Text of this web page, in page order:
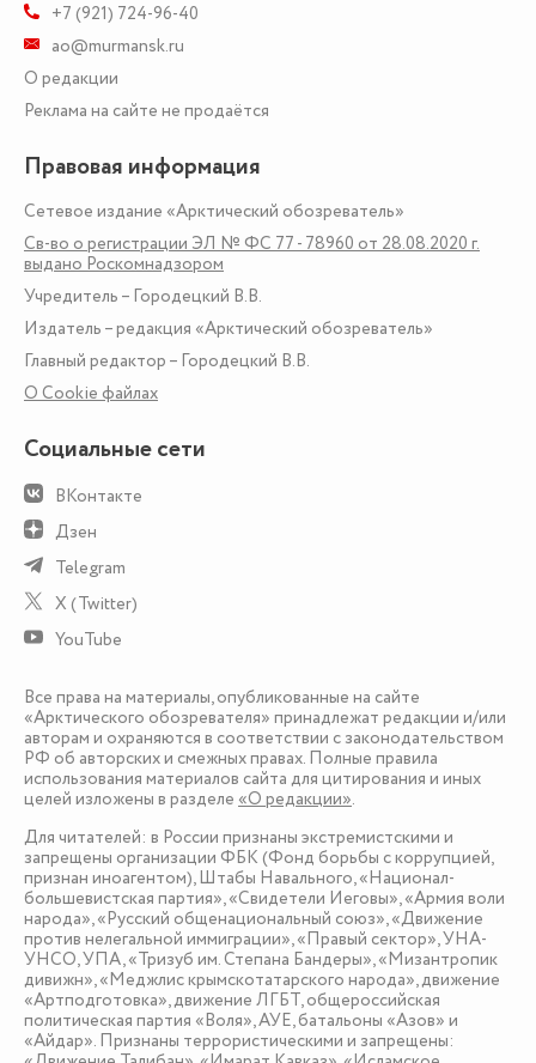
+7 (921) 724-96-40
ao@murmansk.ru
О редакции
Реклама на сайте не продаётся
Правовая информация
Сетевое издание «Арктический обозреватель»
Св-во о регистрации ЭЛ № ФС 77 - 78960 от 28.08.2020 г.
выдано Роскомнадзором
Учредитель – Городецкий В.В.
Издатель – редакция «Арктический обозреватель»
Главный редактор – Городецкий В.В.
О Сookie файлах
Социальные сети
ВКонтакте
Дзен
Telegram
X (Twitter)
YouTube
Все права на материалы, опубликованные на сайте
«Арктического обозревателя» принадлежат редакции и/или
авторам и охраняются в соответствии с законодательством
РФ об авторских и смежных правах. Полные правила
использования материалов сайта для цитирования и иных
целей изложены в разделе «О редакции».
Для читателей: в России признаны экстремистскими и
запрещены организации ФБК (Фонд борьбы с коррупцией,
признан иноагентом), Штабы Навального, «Национал-
большевистская партия», «Свидетели Иеговы», «Армия воли
народа», «Русский общенациональный союз», «Движение
против нелегальной иммиграции», «Правый сектор», УНА-
УНСО, УПА, «Тризуб им. Степана Бандеры», «Мизантропик
дивижн», «Меджлис крымскотатарского народа», движение
«Артподготовка», движение ЛГБТ, общероссийская
политическая партия «Воля», АУЕ, батальоны «Азов» и
«Айдар». Признаны террористическими и запрещены: